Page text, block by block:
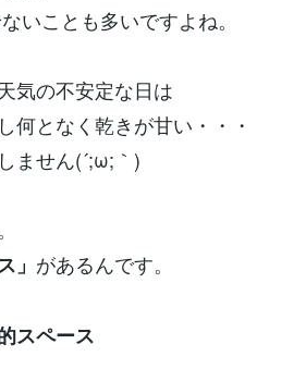
いことも多いですよね。
気の不安定な日は
何となく乾きが甘い・・・
ません(´;ω;｀)
」 があるんです。
スペース